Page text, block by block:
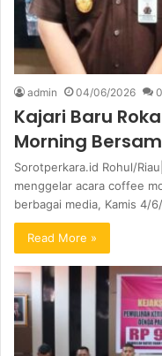
admin 04/06/2026 0
Kajari Baru
Morning
Sorotperkara.id Rohul/
menggelar acara coffee
berbagai media, Kamis 4/
Read More »